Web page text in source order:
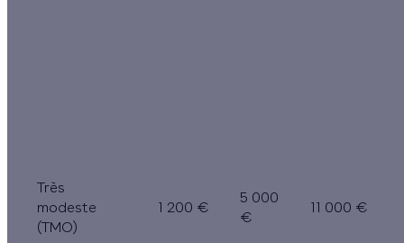
Très
modeste
(TMO)
1 200 €
5 000
€
11 000 €